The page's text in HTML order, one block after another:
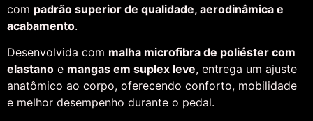
com padrão superior de qualidade, aerodinâmica e
acabamento.
Desenvolvida com malha microfibra de poliéster com
elastano e mangas em suplex leve, entrega um ajuste
anatômico ao corpo, oferecendo conforto, mobilidade
e melhor desempenho durante o pedal.